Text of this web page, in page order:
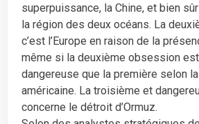
superpuissance, la Chine, et bien
la région des deux océans. La
c’est l’Europe en raison de la
même si la deuxième obsession
dangereuse que la première selon
américaine. La troisième et
concerne le détroit d’Ormuz.